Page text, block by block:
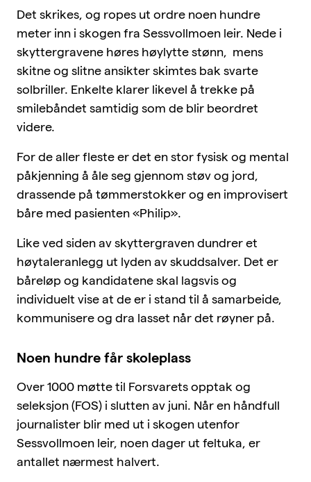
Det skrikes, og ropes ut ordre noen hundre
meter inn i skogen fra Sessvollmoen leir. Nede i
skyttergravene høres høylytte stønn, mens
skitne og slitne ansikter skimtes bak svarte
solbriller. Enkelte klarer likevel å trekke på
smilebåndet samtidig som de blir beordret
videre.
For de aller fleste er det en stor fysisk og mental
påkjenning å åle seg gjennom støv og jord,
drassende på tømmerstokker og en improvisert
båre med pasienten «Philip».
Like ved siden av skyttergraven dundrer et
høytaleranlegg ut lyden av skuddsalver. Det er
båreløp og kandidatene skal lagsvis og
individuelt vise at de er i stand til å samarbeide,
kommunisere og dra lasset når det røyner på.
Noen hundre får skoleplass
Over 1000 møtte til Forsvarets opptak og
seleksjon (FOS) i slutten av juni. Når en håndfull
journalister blir med ut i skogen utenfor
Sessvollmoen leir, noen dager ut feltuka, er
antallet nærmest halvert.